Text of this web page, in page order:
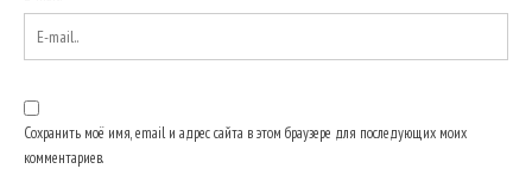
Сохранить моё имя, email и адрес сайта в этом браузере для последующих моих
комментариев.